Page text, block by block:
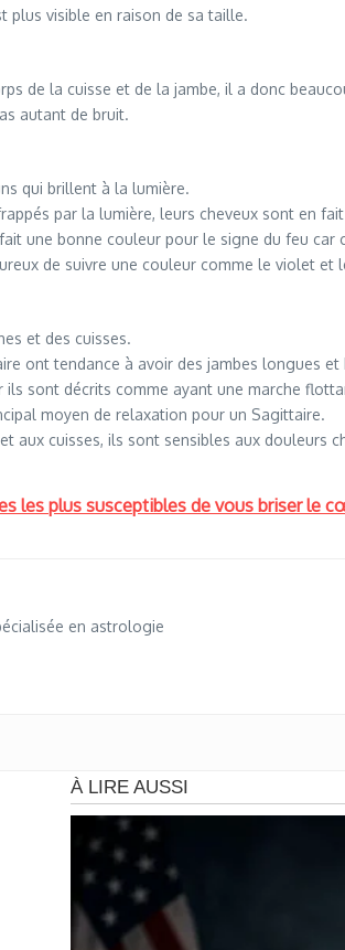
plus visible en raison de sa taille.
de la cuisse et de la jambe, il a donc
autant de bruit.
qui brillent à la lumière.
par la lumière, leurs cheveux sont en
une bonne couleur pour le signe du feu car
de suivre une couleur comme le violet
et des cuisses.
ont tendance à avoir des jambes longues et
sont décrits comme ayant une marche
moyen de relaxation pour un Sagittaire.
aux cuisses, ils sont sensibles aux douleurs
les plus susceptibles de vous briser le
en astrologie